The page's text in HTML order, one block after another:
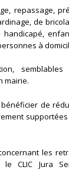
repassage,
de
à
mairie.
de
les
CLIC Jura